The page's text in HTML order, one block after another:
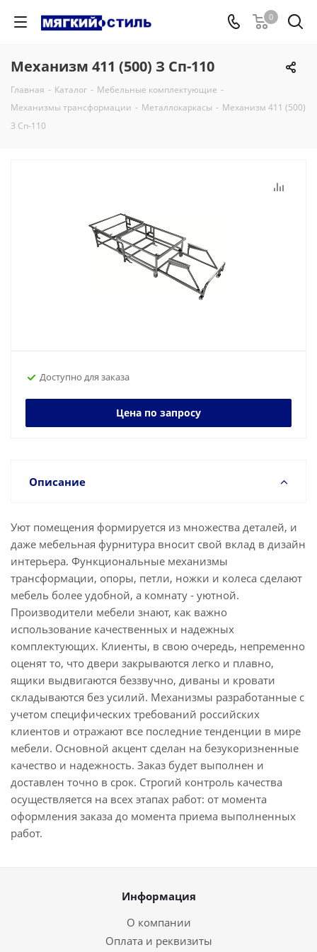
0
Механизм 411 (500) З Сп-110
Главная - Каталог - Мебельные комплектующие -
Механизмы трансформации - Металлокаркасы - Механизм 411 (500)
З Сп-110
Доступно для заказа
Цена по запросу
Описание
Уют помещения формируется из множества деталей, и
даже мебельная фурнитура вносит свой вклад в дизайн
интерьера. Функциональные механизмы
трансформации, опоры, петли, ножки и колеса сделают
мебель более удобной, а комнату - уютной.
Производители мебели знают, как важно
использование качественных и надежных
комплектующих. Клиенты, в свою очередь, непременно
оценят то, что двери закрываются легко и плавно,
ящики выдвигаются беззвучно, диваны и кровати
складываются без усилий. Механизмы разработанные с
учетом специфических требований российских
клиентов и отражают все последние тенденции в мире
мебели. Основной акцент сделан на безукоризненные
качество и надежность. Заказ будет выполнен и
доставлен точно в срок. Строгий контроль качества
осуществляется на всех этапах работ: от момента
оформления заказа до момента приема выполненных
работ.
Информация
О компании
Оплата и реквизиты